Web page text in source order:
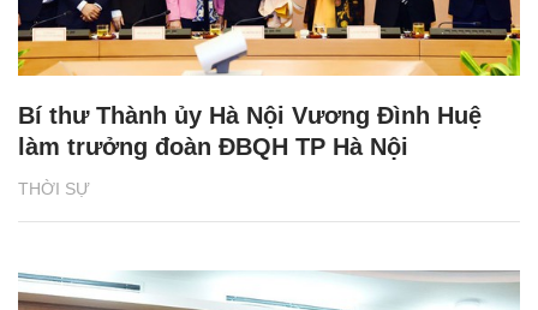
THỜI SỰ
Bí thư Thành ủy Hà Nội Vương Đình Huệ
làm trưởng đoàn ĐBQH TP Hà Nội